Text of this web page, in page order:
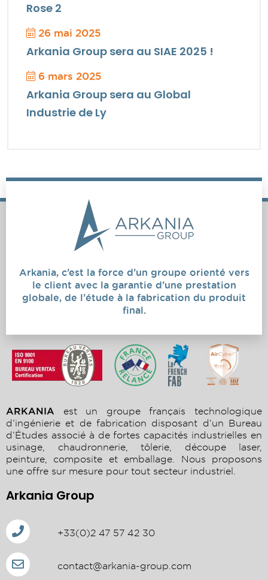
Rose 2
26 mai 2025
Arkania Group sera au SIAE 2025 !
6 mars 2025
Arkania Group sera au Global
Industrie de Ly
Arkania, c’est la force d’un groupe orienté vers
le client avec la garantie d’une prestation
globale, de l’étude à la fabrication du produit
final.
ARKANIA
est un groupe français technologique
d’ingénierie et de fabrication disposant d’un Bureau
d’Études associé à de fortes capacités industrielles en
usinage, chaudronnerie, tôlerie, découpe laser,
peinture, composite et emballage. Nous proposons
une offre sur mesure pour tout secteur industriel.
Arkania Group
+33(0)2 47 57 42 30
contact@arkania-group.com